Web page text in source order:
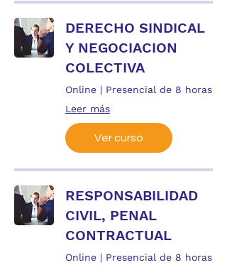
DERECHO SINDICAL
Y NEGOCIACION
COLECTIVA
Online | Presencial de 8 horas
Leer más
Ver curso
RESPONSABILIDAD
CIVIL, PENAL
CONTRACTUAL
Online | Presencial de 8 horas